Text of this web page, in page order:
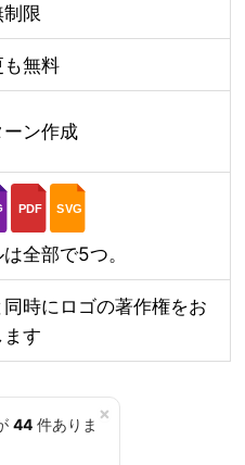
限
も無料
ン作成
PDF SVG
全部で5つ。
時にロゴの著作権をお
す
×
44 件ありま